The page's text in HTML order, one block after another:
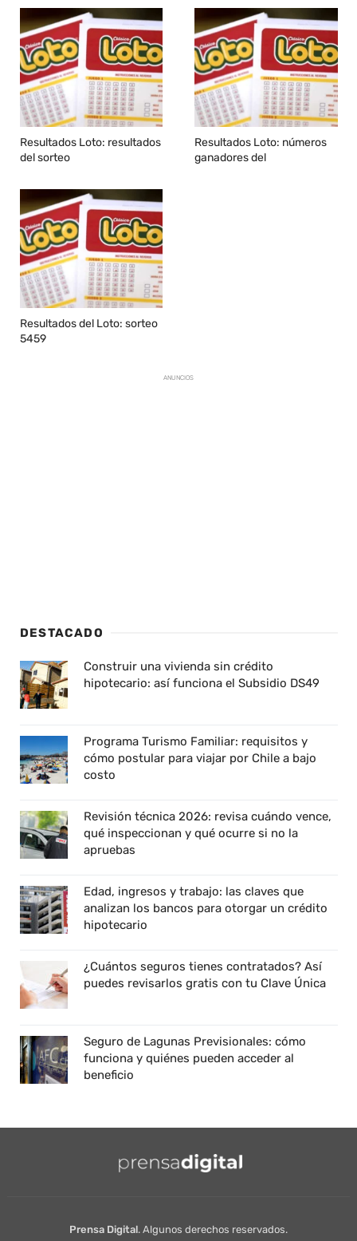
Resultados Loto: resultados
del sorteo
Resultados Loto: números
ganadores del
Resultados del Loto: sorteo
5459
ANUNCIOS
DESTACADO
Construir una vivienda sin crédito
hipotecario: así funciona el Subsidio DS49
Programa Turismo Familiar: requisitos y
cómo postular para viajar por Chile a bajo
costo
Revisión técnica 2026: revisa cuándo vence,
qué inspeccionan y qué ocurre si no la
apruebas
Edad, ingresos y trabajo: las claves que
analizan los bancos para otorgar un crédito
hipotecario
¿Cuántos seguros tienes contratados? Así
puedes revisarlos gratis con tu Clave Única
Seguro de Lagunas Previsionales: cómo
funciona y quiénes pueden acceder al
beneficio
Prensa Digital. Algunos derechos reservados.